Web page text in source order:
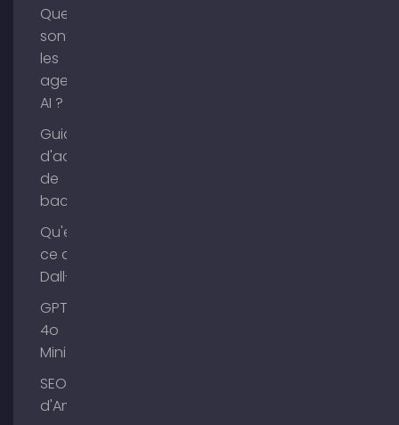
Que
sont
les
agents
AI ?
Guide
d'achat
de
backlinks
Qu'est-
ce que
Dall-E ?
GPT-
4o
Mini
SEO Lac
d'Ammer